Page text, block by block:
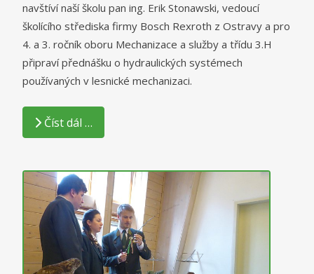
navštíví naší školu pan ing. Erik Stonawski, vedoucí
školícího střediska firmy Bosch Rexroth z Ostravy a pro
4. a 3. ročník oboru Mechanizace a služby a třídu 3.H
připraví přednášku o hydraulických systémech
používaných v lesnické mechanizaci.
Číst dál …